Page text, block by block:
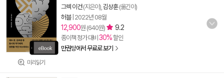
미리읽기
그렉 이건(지은이), 김상훈(옮긴이)
허블| 2022년 08월
12,900원 (640원) 9.2
종이책 정가 대비 30%할인
만권당에서 무료로 보기